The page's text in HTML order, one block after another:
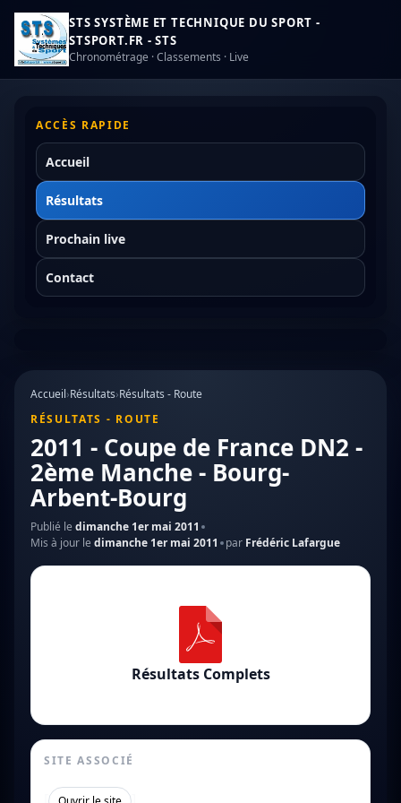
STS SYSTÈME ET TECHNIQUE DU SPORT -
STSPORT.FR - STS
Chronométrage · Classements · Live
ACCÈS RAPIDE
Accueil
Résultats
Prochain live
Contact
Accueil›Résultats›Résultats - Route
RÉSULTATS - ROUTE
2011 - Coupe de France DN2 -
2ème Manche - Bourg-
Arbent-Bourg
Publié le dimanche 1er mai 2011
Mis à jour le dimanche 1er mai 2011 par Frédéric Lafargue
Résultats Complets
SITE ASSOCIÉ